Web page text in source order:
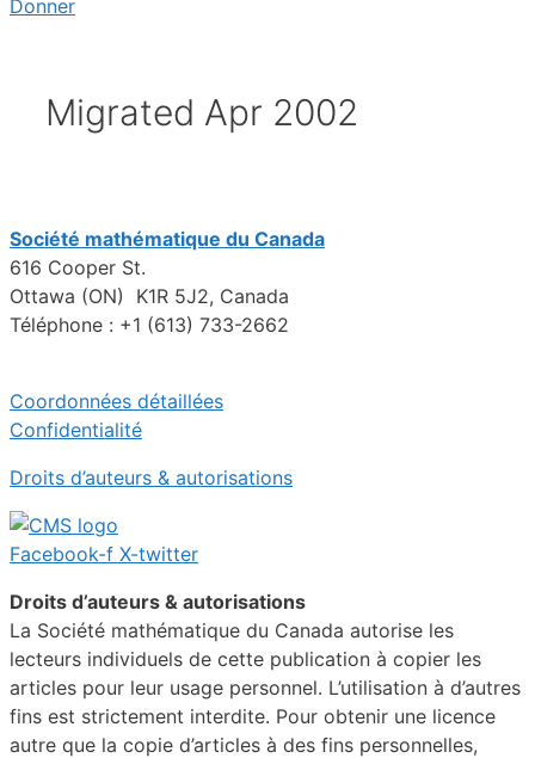
Donner
Migrated Apr 2002
Société mathématique du Canada
616 Cooper St.
Ottawa (ON) K1R 5J2, Canada
Téléphone : +1 (613) 733-2662
Coordonnées détaillées
Confidentialité
Droits d’auteurs & autorisations
Facebook-f X-twitter
Droits d’auteurs & autorisations
La Société mathématique du Canada autorise les
lecteurs individuels de cette publication à copier les
articles pour leur usage personnel. L’utilisation à d’autres
fins est strictement interdite. Pour obtenir une licence
autre que la copie d’articles à des fins personnelles,